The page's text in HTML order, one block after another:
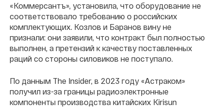
«Коммерсантъ», установила, что оборудование не
соответствовало требованию о российских
комплектующих. Козлов и Баранов вину не
признали: они заявили, что контракт был полностью
выполнен, а претензий к качеству поставленных
раций со стороны силовиков не поступало.
По данным The Insider, в 2023 году «Астраком»
получил из-за границы радиоэлектронные
компоненты производства китайских Kirisun